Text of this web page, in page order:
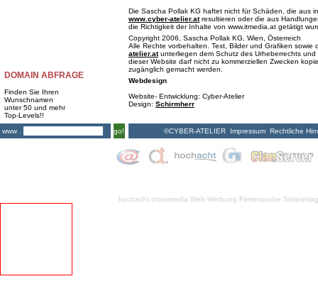
DOMAIN ABFRAGE
Finden Sie Ihren
Wunschnamen
unter 50 und mehr
Top-Levels!!
www .
go!
Die Sascha Pollak KG haftet nicht für Schäden, die aus
www.cyber-atelier.atresultieren oder die aus
die Richtigkeit der Inhalte von www.itmedia.at getätigt
Copyright 2006, Sascha Pollak KG, Wien, Österreich
Alle Rechte vorbehalten. Text, Bilder und Grafiken
atelier.atunterliegen dem Schutz des Urheberrechts
dieser Website darf nicht zu kommerziellen Zwecken
zugänglich gemacht werden.
Webdesign
Website- Entwicklung: Cyber-Atelier
Design: Schirmherr
©CYBER-ATELIER Impressum Rechtliche
hochacht crossmedia Web-Werbung Firmensuche